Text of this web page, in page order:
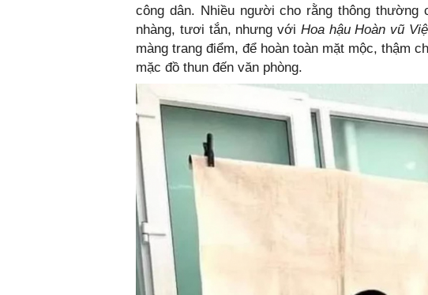
công dân. Nhiều người cho rằng thông
nhàng, tươi tắn, nhưng với Hoa hậu Hoàn vũ
màng trang điểm, để hoàn toàn mặt mộc, thậm
mặc đồ thun đến văn phòng.